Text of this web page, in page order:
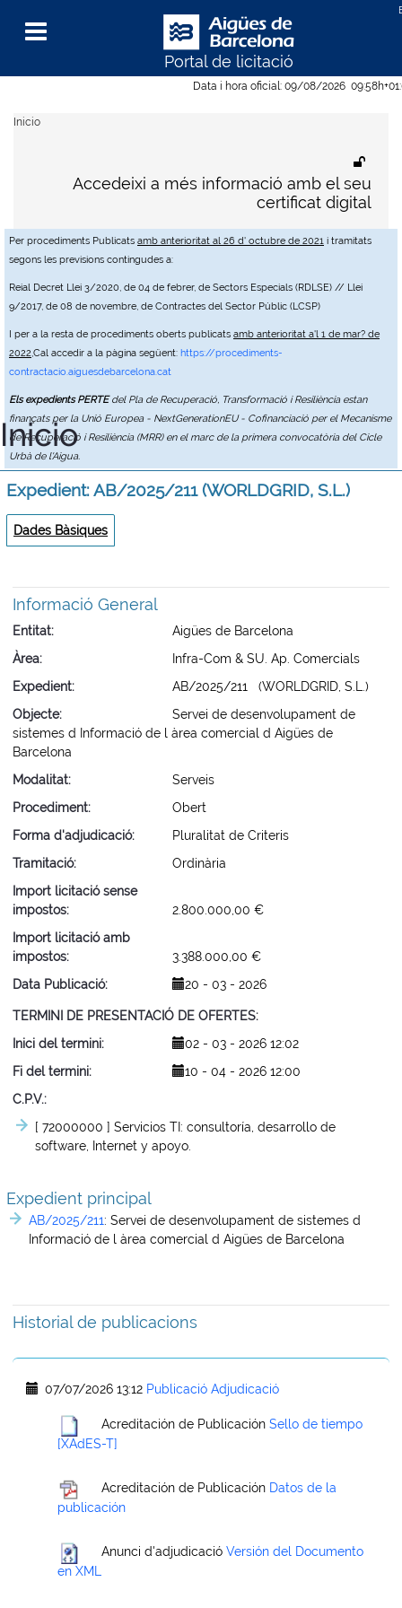
Data i hora oficial: 09/08/2026 09:58h
Per procediments Publicats amb anterioritat al 26 d' octubre de 2021 i tramitats
segons les previsions contingudes a:
Reial Decret Llei 3/2020, de 04 de febrer, de Sectors Especials (RDLSE) // Llei
9/2017, de 08 de novembre, de Contractes del Sector Públic (LCSP)
I per a la resta de procediments oberts publicats amb anterioritat a'l 1 de mar? de
2022,Cal accedir a la pàgina següent: https://procediments-
contractacio.aiguesdebarcelona.cat
Els expedients PERTEdel Pla de Recuperació, Transformació i Resiliència estan
finançats per la Unió Europea - NextGenerationEU - Cofinanciació per el Mecanisme
de Recuperació i Resiliència (MRR) en el marc de la primera convocatòria del Cicle
Urbà de l'Aigua.
Portal de licitació
Menu
Accedeixi a més informació amb el seu
certificat digital
Inicio
Inicio
Expedient: AB/2025/211 (WORLDGRID, S.L.)
Dades Bàsiques
Informació General
Entitat
Aigües de Barcelona
Àrea
Infra-Com & SU. Ap. Comercials
Expedient
AB/2025/211 (WORLDGRID, S.L.)
Objecte
Servei de desenvolupament de
sistemes d Informació de l àrea comercial d Aigües de
Barcelona
Modalitat
Serveis
Procediment
Obert
Forma d'adjudicació
Pluralitat de Criteris
Tramitació
Ordinària
Import licitació sense
impostos
2.800.000,00 €
Import licitació amb
impostos
3.388.000,00 €
Data Publicació
20 - 03 - 2026
TERMINI DE PRESENTACIÓ DE OFERTES
Inici del termini
02 - 03 - 2026 12:02
Fi del termini
10 - 04 - 2026 12:00
C.P.V.
[ 72000000 ] Servicios TI: consultoría, desarrollo de
software, Internet y apoyo.
Expedient principal
AB/2025/211: Servei de desenvolupament de sistemes d
Informació de l àrea comercial d Aigües de Barcelona
Historial de publicacions
07/07/2026 13:12 Publicació Adjudicació
Acreditación de Publicación Sello de tiempo
[XAdES-T]
Acreditación de Publicación Datos de la
publicación
Anunci d'adjudicació Versión del Documento
en XML